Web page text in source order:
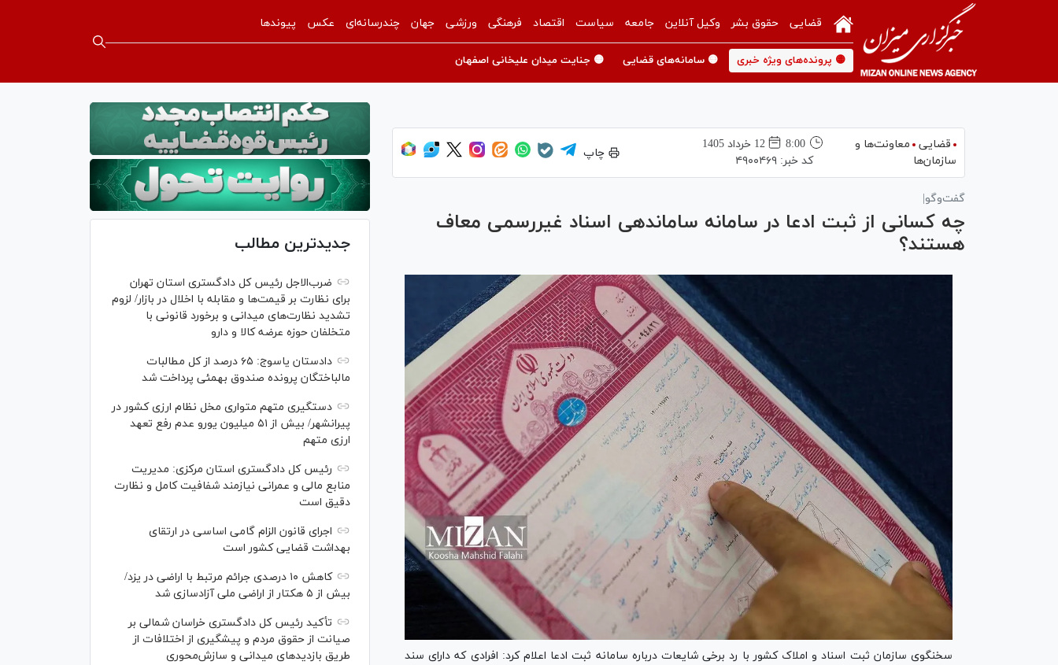
قضایی حقوق بشر وکیل آنلاین جامعه سیاست اقتصاد فرهنگی ورزشی جهان چندرسانه‌ای عکس پیوندها
🟡 پرونده‌های ویژه خبری 🟡 سامانه‌های قضایی 🟡 جنایت میدان علیخانی اصفهان
قضایی
معاونت‌ها و
سازمان‌ها
8:00
12 خرداد 1405
کد خبر:۴۹۰۰۴۶۹
چاپ
گفت‌وگو|
چه کسانی از ثبت ادعا در سامانه ساماندهی اسناد غیررسمی معاف
هستند؟
سخنگوی سازمان ثبت اسناد و املاک کشور با رد برخی شایعات درباره سامانه ثبت ادعا اعلام کرد: افرادی که دارای سند
جدیدترین مطالب
ضرب‌الاجل رئیس کل دادگستری استان تهران
برای نظارت بر قیمت‌ها و مقابله با اخلال در بازار/ لزوم
تشدید نظارت‌های میدانی و برخورد قانونی با
متخلفان حوزه عرضه کالا و دارو
دادستان یاسوج: ۶۵ درصد از کل مطالبات
مالباختگان پرونده صندوق بهمئی پرداخت شد
دستگیری متهم متواری مخل نظام ارزی کشور در
پیرانشهر/ بیش از ۵۱ میلیون یورو عدم رفع تعهد
ارزی متهم
رئیس کل دادگستری استان مرکزی: مدیریت
منابع مالی و عمرانی نیازمند شفافیت کامل و نظارت
دقیق است
اجرای قانون الزام گامی اساسی در ارتقای
بهداشت قضایی کشور است
کاهش ۱۰ درصدی جرائم مرتبط با اراضی در یزد/
بیش از ۵ هکتار از اراضی ملی آزادسازی شد
تأکید رئیس کل دادگستری خراسان شمالی بر
صیانت از حقوق مردم و پیشگیری از اختلافات از
طریق بازدید‌های میدانی و سازش‌محوری